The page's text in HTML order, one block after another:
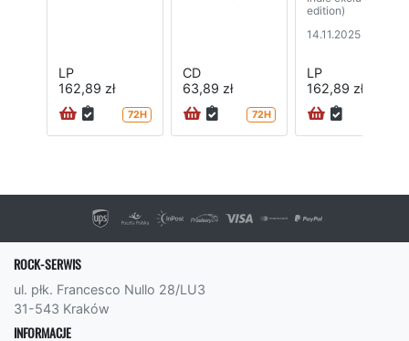
LP
162,89 zł
72H
CD
63,89 zł
72H
edition)
14.11.2025
LP
162,89 zł
ROCK-SERWIS
ul. płk. Francesco Nullo 28/LU3
31-543 Kraków
INFORMACJE